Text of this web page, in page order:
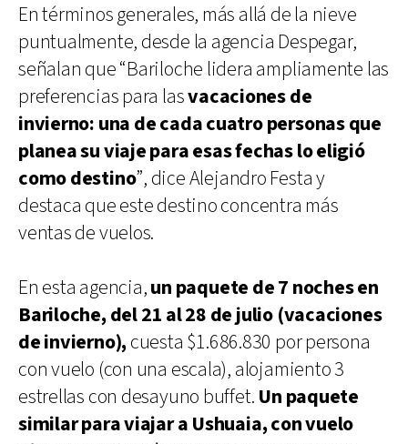
En términos generales, más allá de la nieve
puntualmente, desde la agencia Despegar,
señalan que “Bariloche lidera ampliamente las
preferencias para lasvacaciones de
invierno: una de cada cuatro personas que
planea su viaje para esas fechas lo eligió
como destino”, dice Alejandro Festa y
destaca que este destino concentra más
ventas de vuelos.
En esta agencia,un paquete de 7 noches en
Bariloche, del 21 al 28 de julio (vacaciones
de invierno),cuesta $1.686.830 por persona
con vuelo (con una escala), alojamiento 3
estrellas con desayuno buffet. Un paquete
similar para viajar a Ushuaia, con vuelo